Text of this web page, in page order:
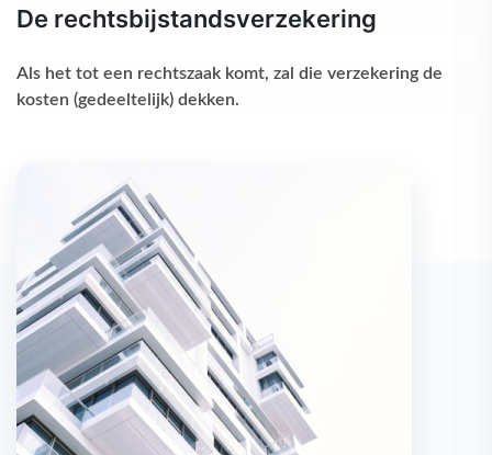
De rechtsbijstandsverzekering
Als het tot een rechtszaak komt, zal die verzekering de
kosten (gedeeltelijk) dekken.